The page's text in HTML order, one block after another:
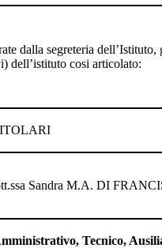
dalla segreteria
dell’istituto cosi articolato:
Sandra M.A. DI
Tecnico,